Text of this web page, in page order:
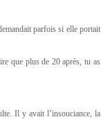
parfois si elle portait
que plus de 20 après, tu as
Il y avait l’insouciance, la